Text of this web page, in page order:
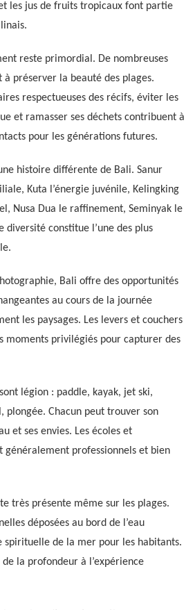
les jus de fruits tropicaux font partie
reste primordial. De nombreuses
préserver la beauté des plages.
respectueuses des récifs, éviter les
et ramasser ses déchets contribuent à
pour les générations futures.
histoire différente de Bali. Sanur
Kuta l’énergie juvénile, Kelingking
Nusa Dua le raffinement, Seminyak le
diversité constitue l’une des plus
Bali offre des opportunités
au cours de la journée
les paysages. Les levers et couchers
moments privilégiés pour capturer des
légion : paddle, kayak, jet ski,
plongée. Chacun peut trouver son
et ses envies. Les écoles et
généralement professionnels et bien
très présente même sur les plages.
déposées au bord de l’eau
spirituelle de la mer pour les habitants.
la profondeur à l’expérience